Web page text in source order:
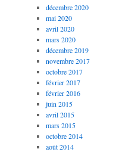
décembre 2020
mai 2020
avril 2020
mars 2020
décembre 2019
novembre 2017
octobre 2017
février 2017
février 2016
juin 2015
avril 2015
mars 2015
octobre 2014
août 2014